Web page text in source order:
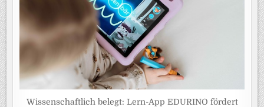
Wissenschaftlich belegt: Lern-App EDURINO fördert